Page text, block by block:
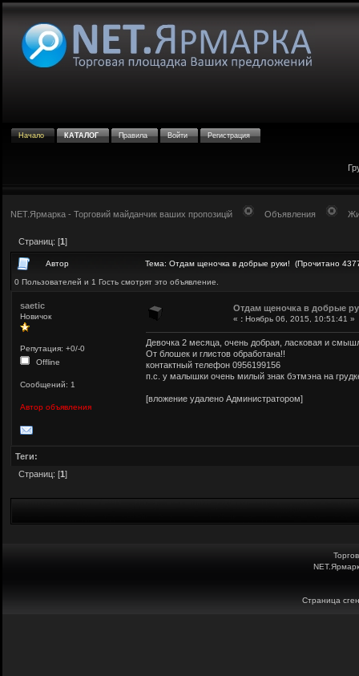
Начало КАТАЛОГ Правила Войти Регистрация
NET.Ярмарка - Торговий майданчик ваших пропозицій Объявления
Страниц: [1]
Автор Тема: Отдам щеночка в добрые руки! (Прочитано
0 Пользователей и 1 Гость смотрят это объявление.
saetic
Новичок
Репутация: +0/-0
Offline
Сообщений: 1
Автор объявления
Отдам щеночка в добрые
« : Ноябрь 06, 2015, 10:51:41 »
Девочка 2 месяца, очень добрая, ласковая и
От блошек и глистов обработана!!
контактный телефон 0956199156
п.с. у малышки очень милый знак бэтмэна на
[вложение удалено Администратором]
Теги:
Страниц: [1]
Страница